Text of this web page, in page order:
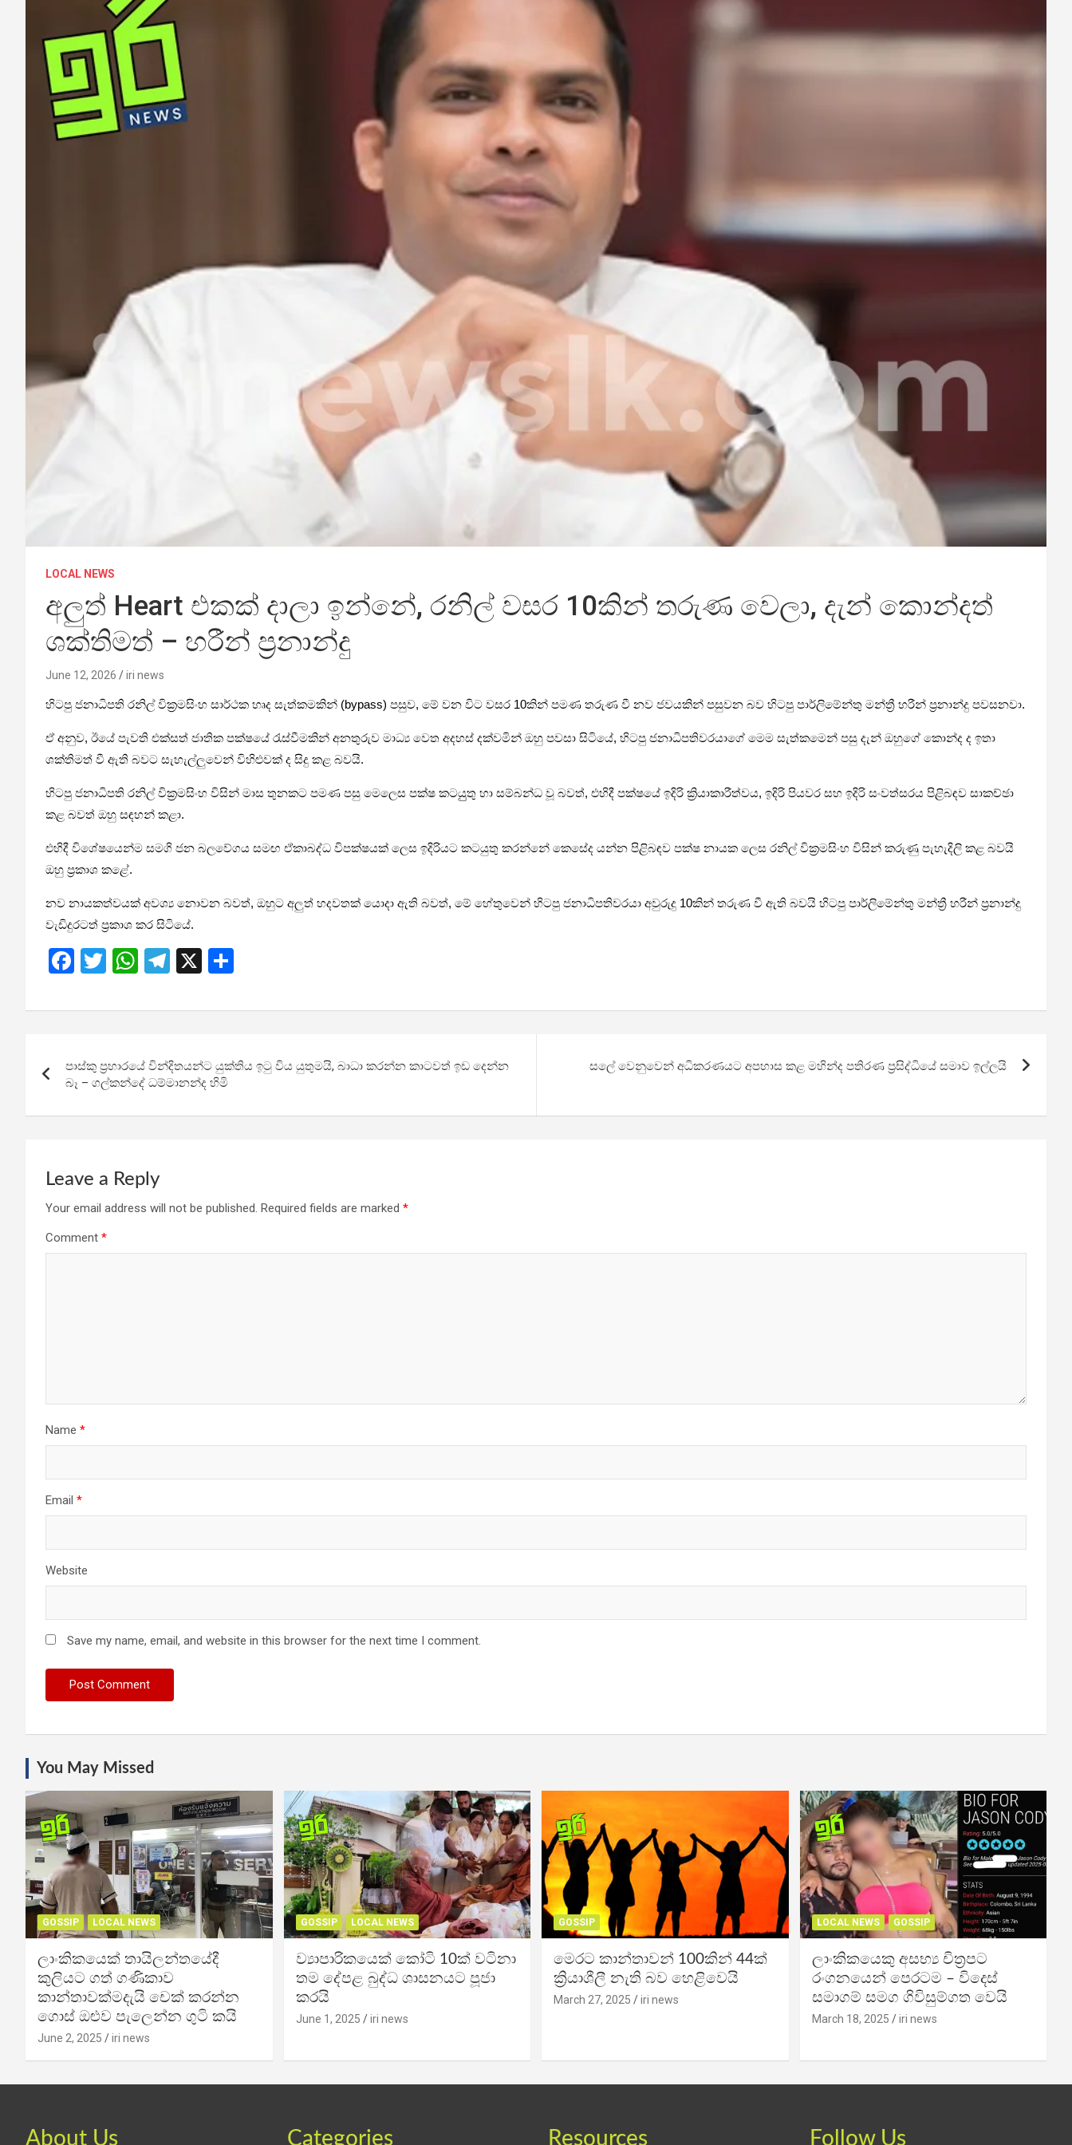
LOCAL NEWS
අලුත් Heart එකක් දාලා ඉන්නේ, රනිල් වසර 10කින් තරුණ වෙලා, දැන් කොන්දත්
ශක්තිමත් – හරීන් ප්‍රනාන්දු
June 12, 2026 iri news
හිටපු ජනාධිපති රනිල් වික්‍රමසිංහ සාර්ථක හෘද සැත්කමකින් (bypass) පසුව, මේ වන විට වසර 10කින් පමණ තරුණ වී නව ජවයකින් පසුවන බව හිටපු පාර්ලිමේන්තු මන්ත්‍රී හරීන් ප්‍රනාන්දු පවසනවා.
ඒ අනුව, ඊයේ පැවති එක්සත් ජාතික පක්ෂයේ රැස්වීමකින් අනතුරුව මාධ්‍ය වෙත අදහස් දක්වමින් ඔහු පවසා සිටියේ, හිටපු ජනාධිපතිවරයාගේ මෙම සැත්කමෙන් පසු දැන් ඔහුගේ කොන්ද ද ඉතා
ශක්තිමත් වී ඇති බවට සැහැල්ලුවෙන් විහිළුවක් ද සිදු කළ බවයි.
හිටපු ජනාධිපති රනිල් වික්‍රමසිංහ විසින් මාස තුනකට පමණ පසු මෙලෙස පක්ෂ කටයුුතු හා සම්බන්ධ වූ බවත්, එහිදී පක්ෂයේ ඉදිරි ක්‍රියාකාරීත්වය, ඉදිරි පියවර සහ ඉදිරි සංවත්සරය පිළිබඳව සාකච්ඡා
කළ බවත් ඔහු සඳහන් කළා.
එහිදී විශේෂයෙන්ම සමගි ජන බලවේගය සමඟ ඒකාබද්ධ විපක්ෂයක් ලෙස ඉදිරියට කටයුතු කරන්නේ කෙසේද යන්න පිළිබඳව පක්ෂ නායක ලෙස රනිල් වික්‍රමසිංහ විසින් කරුණු පැහැදිලි කළ බවයි
ඔහු ප්‍රකාශ කළේ.
නව නායකත්වයක් අවශ්‍ය නොවන බවත්, ඔහුට අලුත් හදවතක් යොදා ඇති බවත්, මේ හේතුවෙන් හිටපු ජනාධිපතිවරයා අවුරුදු 10කින් තරුණ වී ඇති බවයි හිටපු පාර්ලිමේන්තු මන්ත්‍රී හරීන් ප්‍රනාන්දු
වැඩිදුරටත් ප්‍රකාශ කර සිටියේ.
F
ce
o
o
k
T
tt
W
at
A
p
p
T
e
a
m
X
ar
navigation
පාස්කු ප්‍රහාරයේ වින්දිතයන්ට යුක්තිය ඉටු විය යුතුමයි, බාධා කරන්න කාටවත් ඉඩ දෙන්න
බෑ – ගල්කන්දේ ධම්මානන්ද හිමි
සලේ වෙනුවෙන් අධිකරණයට අපහාස කළ මහින්ද පතිරණ ප්‍රසිද්ධියේ සමාව ඉල්ලයි
Leave a Reply
Your email address will not be published. Required fields are marked *
Comment *
Name *
Email *
Website
Save my name, email, and website in this browser for the next time I comment.
You May Missed
GOSSIP LOCAL NEWS
ලාංකිකයෙක් තායිලන්තයේදී
කුලියට ගත් ගණිකාව
කාන්තාවක්මදැයි චෙක් කරන්න
ගොස් ඔළුව පැලෙන්න ගුටි කයි
June 2, 2025 iri news
GOSSIP LOCAL NEWS
ව්‍යාපාරිකයෙක් කෝටි 10ක් වටිනා
තම දේපළ බුද්ධ ශාසනයට පූජා
කරයි
June 1, 2025 iri news
GOSSIP
මෙරට කාන්තාවන් 100කින් 44ක්
ක්‍රියාශීලී නැති බව හෙළිවෙයි
March 27, 2025 iri news
LOCAL NEWS GOSSIP
ලාංකිකයෙකු අසභ්‍ය චිත්‍රපට
රංගනයෙන් පෙරටම – විදෙස්
සමාගම් සමග ගිවිසුම්ගත වෙයි
March 18, 2025 iri news
About Us Categories Resources Follow Us